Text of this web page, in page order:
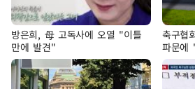
방은희, 母 고독사에 오열 "이틀
만에 발견"
축구협
파문에